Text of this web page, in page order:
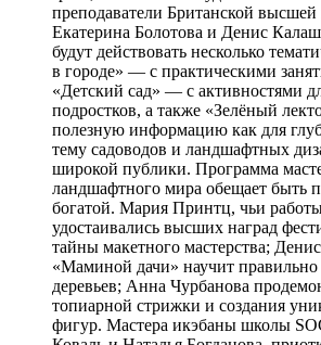
преподаватели Британской
Екатерина Болотова и Денис
будут действовать несколько
в городе» — с практическими
«Детский сад» — с активностями
подростков, а также «Зелёный
полезную информацию как для
тему садоводов и ландшафтных
широкой публики. Программа
ландшафтного мира обещает быть
богатой. Мария Принтц, чьи
удостаивались высших наград
тайны макетного мастерства;
«Маминой дачи» научит
деревьев; Анна Чурбанова
топиарной стрижки и создания
фигур. Мастера икэбаны школы